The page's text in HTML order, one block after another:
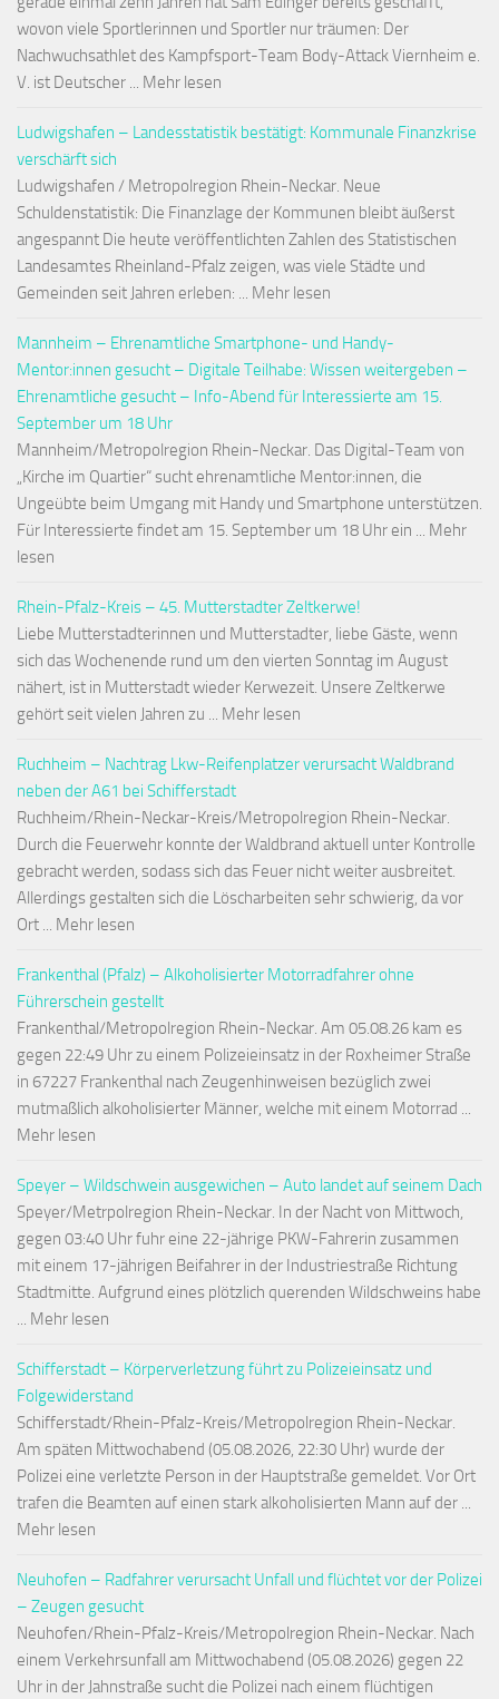
wovon viele Sportlerinnen und Sportler nur träumen: Der
Nachwuchsathlet des Kampfsport-Team Body-Attack Viernheim e.
V. ist Deutscher ... Mehr lesen
Ludwigshafen – Landesstatistik bestätigt: Kommunale Finanzkrise
verschärft sich
Ludwigshafen / Metropolregion Rhein-Neckar. Neue
Schuldenstatistik: Die Finanzlage der Kommunen bleibt äußerst
angespannt Die heute veröffentlichten Zahlen des Statistischen
Landesamtes Rheinland-Pfalz zeigen, was viele Städte und
Gemeinden seit Jahren erleben: ... Mehr lesen
Mannheim – Ehrenamtliche Smartphone- und Handy-
Mentor:innen gesucht – Digitale Teilhabe: Wissen weitergeben –
Ehrenamtliche gesucht – Info-Abend für Interessierte am 15.
September um 18 Uhr
Mannheim/Metropolregion Rhein-Neckar. Das Digital-Team von
„Kirche im Quartier“ sucht ehrenamtliche Mentor:innen, die
Ungeübte beim Umgang mit Handy und Smartphone unterstützen.
Für Interessierte findet am 15. September um 18 Uhr ein ... Mehr
lesen
Rhein-Pfalz-Kreis – 45. Mutterstadter Zeltkerwe!
Liebe Mutterstadterinnen und Mutterstadter, liebe Gäste, wenn
sich das Wochenende rund um den vierten Sonntag im August
nähert, ist in Mutterstadt wieder Kerwezeit. Unsere Zeltkerwe
gehört seit vielen Jahren zu ... Mehr lesen
Ruchheim – Nachtrag Lkw-Reifenplatzer verursacht Waldbrand
neben der A61 bei Schifferstadt
Ruchheim/Rhein-Neckar-Kreis/Metropolregion Rhein-Neckar.
Durch die Feuerwehr konnte der Waldbrand aktuell unter Kontrolle
gebracht werden, sodass sich das Feuer nicht weiter ausbreitet.
Allerdings gestalten sich die Löscharbeiten sehr schwierig, da vor
Ort ... Mehr lesen
Frankenthal (Pfalz) – Alkoholisierter Motorradfahrer ohne
Führerschein gestellt
Frankenthal/Metropolregion Rhein-Neckar. Am 05.08.26 kam es
gegen 22:49 Uhr zu einem Polizeieinsatz in der Roxheimer Straße
in 67227 Frankenthal nach Zeugenhinweisen bezüglich zwei
mutmaßlich alkoholisierter Männer, welche mit einem Motorrad ...
Mehr lesen
Speyer – Wildschwein ausgewichen – Auto landet auf seinem Dach
Speyer/Metrpolregion Rhein-Neckar. In der Nacht von Mittwoch,
gegen 03:40 Uhr fuhr eine 22-jährige PKW-Fahrerin zusammen
mit einem 17-jährigen Beifahrer in der Industriestraße Richtung
Stadtmitte. Aufgrund eines plötzlich querenden Wildschweins habe
... Mehr lesen
Schifferstadt – Körperverletzung führt zu Polizeieinsatz und
Folgewiderstand
Schifferstadt/Rhein-Pfalz-Kreis/Metropolregion Rhein-Neckar.
Am späten Mittwochabend (05.08.2026, 22:30 Uhr) wurde der
Polizei eine verletzte Person in der Hauptstraße gemeldet. Vor Ort
trafen die Beamten auf einen stark alkoholisierten Mann auf der ...
Mehr lesen
Neuhofen – Radfahrer verursacht Unfall und flüchtet vor der Polizei
– Zeugen gesucht
Neuhofen/Rhein-Pfalz-Kreis/Metropolregion Rhein-Neckar. Nach
einem Verkehrsunfall am Mittwochabend (05.08.2026) gegen 22
Uhr in der Jahnstraße sucht die Polizei nach einem flüchtigen